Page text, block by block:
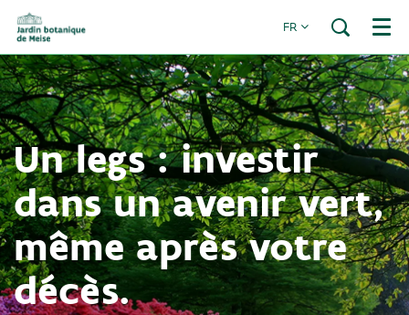
FR Menu
Un legs : investir
dans un avenir vert,
même après votre
décès.